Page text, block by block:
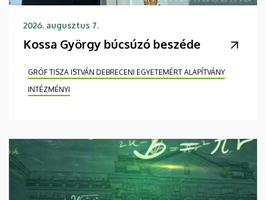
2026. augusztus 7.
Kossa György búcsúzó beszéde
GRÓF TISZA ISTVÁN DEBRECENI EGYETEMÉRT ALAPÍTVÁNY
INTÉZMÉNYI